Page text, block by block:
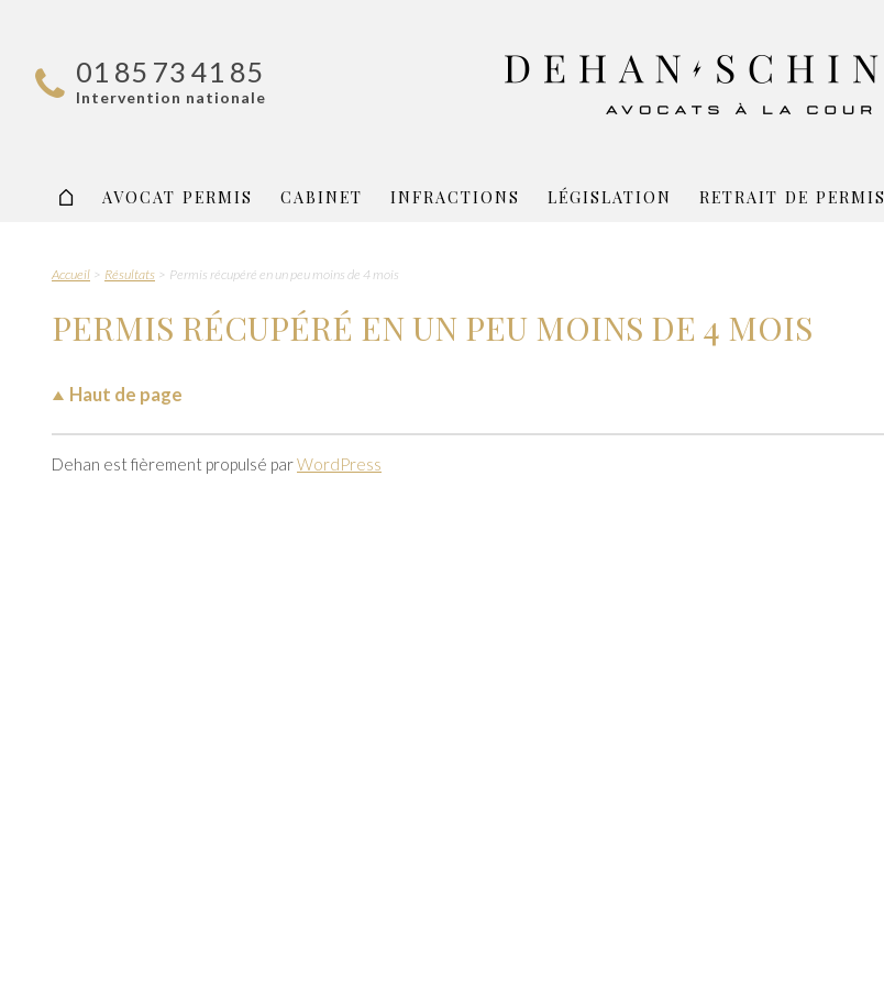
01 85 73 41 85
Intervention nationale
AVOCAT PERMIS CABINET INFRACTIONS LÉGISLATION RETRAIT DE PERMIS
Accueil Résultats Permis récupéré en un peu moins de 4 mois
PERMIS RÉCUPÉRÉ EN UN PEU MOINS DE 4 MOIS
Haut de page
Dehan est fièrement propulsé parWordPress